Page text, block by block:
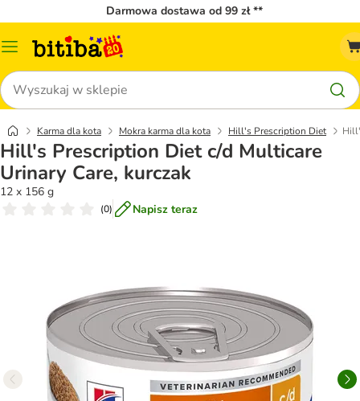
Darmowa dostawa od 99 zł **
Menu
Szukaj
Karma dla kota Mokra karma dla kota Hill's Prescription Diet
Hill's Prescription Diet c/d Multicare
Urinary Care, kurczak
12 x 156 g
(0) Napisz teraz